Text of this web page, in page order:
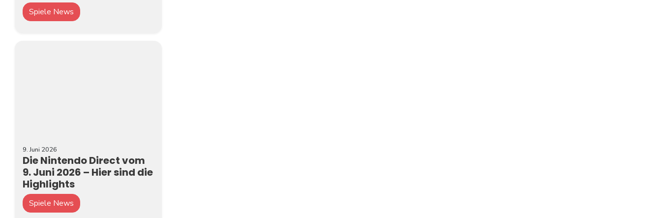
Spiele News
9. Juni 2026
Die Nintendo Direct vom
9. Juni 2026 – Hier sind die
Highlights
Spiele News